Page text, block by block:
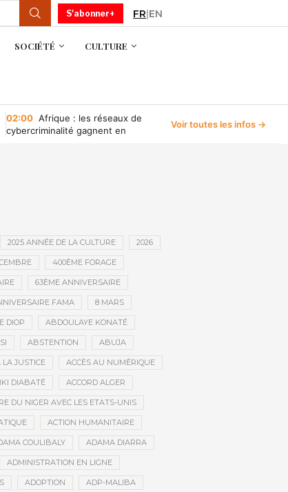
S'abonner+ FR|EN
SOCIÉTÉ CULTURE
02:00 Afrique : les réseaux de
cybercriminalité gagnent en
Voir toutes les infos →
2025 ANNÉE DE LA CULTURE 2026
400ÈME FORAGE
63ÈME ANNIVERSAIRE
FAMA 8 MARS
DIOP ABDOULAYE KONATÉ
ABSTENTION ABUJA
LA JUSTICE ACCÈS AU NUMÉRIQUE
DIABATÉ ACCORD ALGER
DU NIGER AVEC LES ETATS-UNIS
ACTION HUMANITAIRE
COULIBALY ADAMA DIARRA
ADMINISTRATION EN LIGNE
ADOPTION ADP-MALIBA